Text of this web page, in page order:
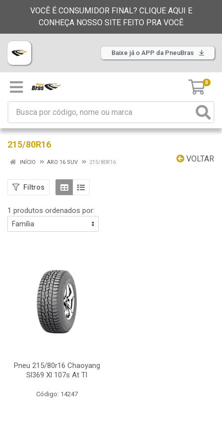
VOCÊ É CONSUMIDOR FINAL? CLIQUE AQUI E
CONHEÇA NOSSO SITE FEITO PRA VOCÊ
Baixe já o APP da PneuBras
0
215/80R16
VOLTAR
INÍCIO ARO 16 SUV 215/80R16
Filtros
1 produtos ordenados por:
Pneu 215/80r16 Chaoyang
Sl369 Xl 107s At Tl
Código: 14247